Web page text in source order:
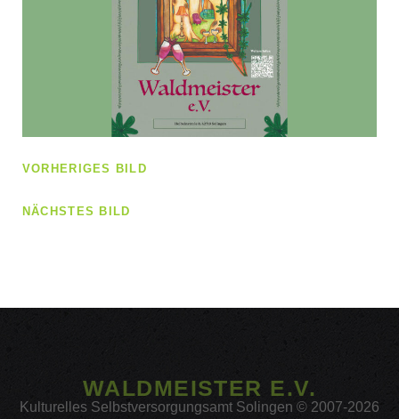
VORHERIGES BILD
NÄCHSTES BILD
WALDMEISTER E.V.
Kulturelles Selbstversorgungsamt Solingen © 2007-2026